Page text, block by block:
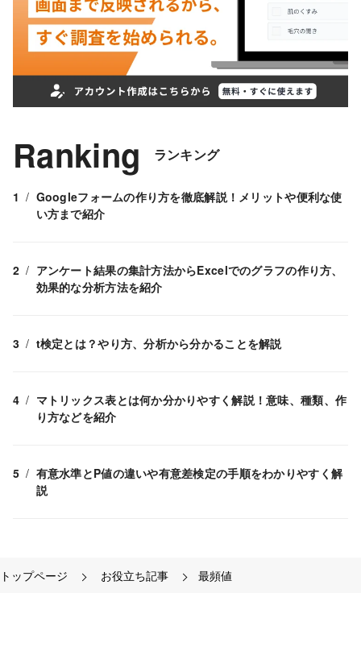
Ranking ランキング
Googleフォームの作り方を徹底解説！メリットや便利な使
い方まで紹介
アンケート結果の集計方法からExcelでのグラフの作り方、
効果的な分析方法を紹介
t検定とは？やり方、分析から分かることを解説
マトリックス表とは何か分かりやすく解説！意味、種類、作
り方などを紹介
有意水準とP値の違いや有意差検定の手順をわかりやすく解
説
トップページ お役立ち記事 最頻値